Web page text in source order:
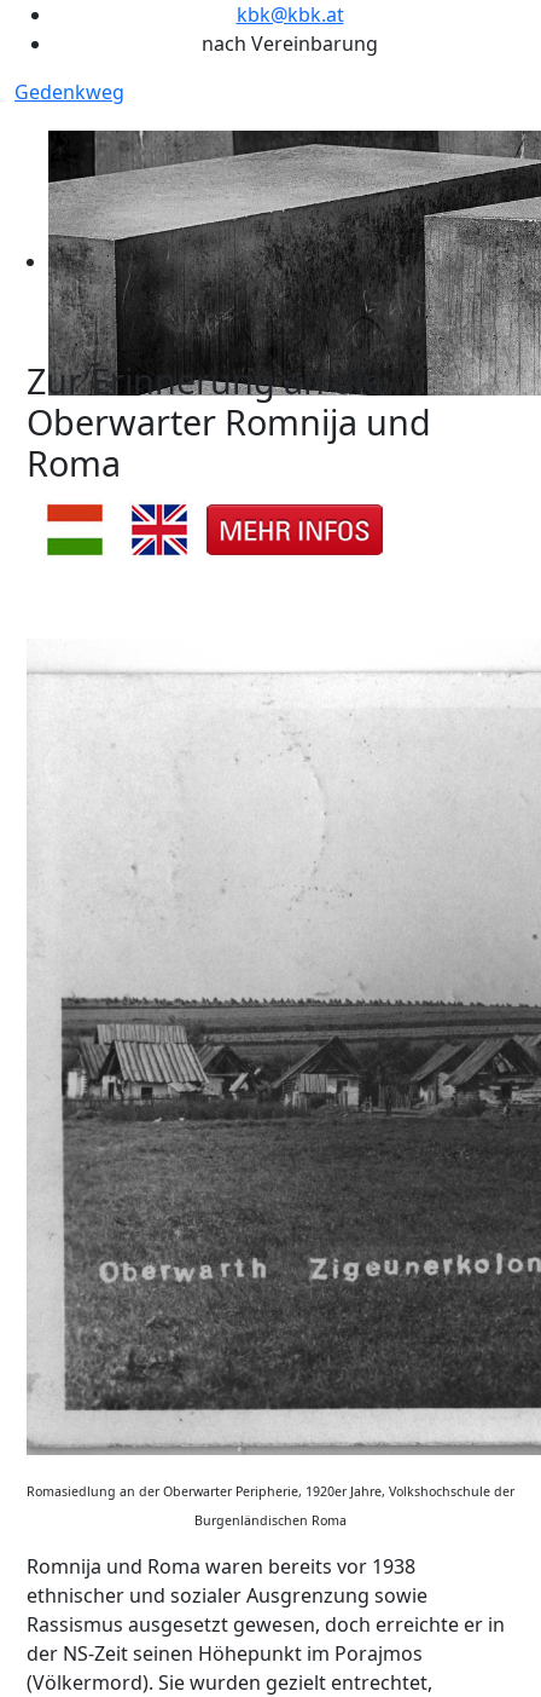
kbk@kbk.at
nach Vereinbarung
Gedenkweg
Zur Erinnerung an die
Oberwarter Romnija und
Roma
Romasiedlung an der Oberwarter Peripherie, 1920er Jahre, Volkshochschule der
Burgenländischen Roma
Romnija und Roma waren bereits vor 1938
ethnischer und sozialer Ausgrenzung sowie
Rassismus ausgesetzt gewesen, doch erreichte er in
der NS-Zeit seinen Höhepunkt im Porajmos
(Völkermord). Sie wurden gezielt entrechtet,